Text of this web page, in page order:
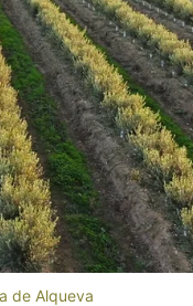
de Alqueva